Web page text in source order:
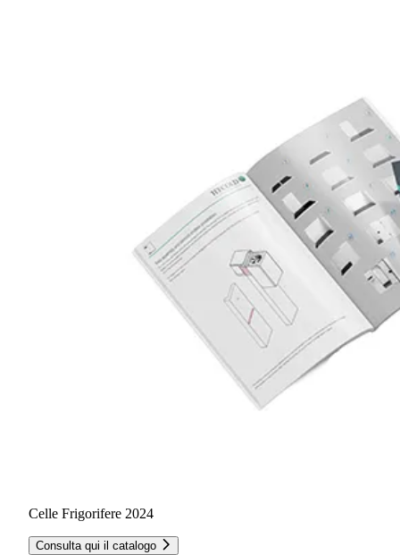
Celle Frigorifere 2024
Consulta qui il catalogo